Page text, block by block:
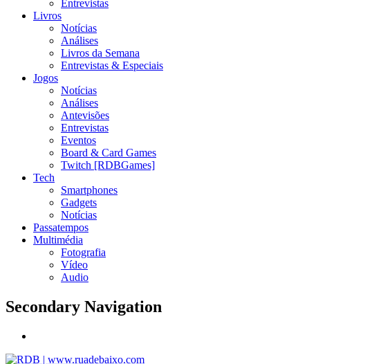
Entrevistas
Livros
Notícias
Análises
Livros da Semana
Entrevistas & Especiais
Jogos
Notícias
Análises
Antevisões
Entrevistas
Eventos
Board & Card Games
Twitch [RDBGames]
Tech
Smartphones
Gadgets
Notícias
Passatempos
Multimédia
Fotografia
Vídeo
Audio
Secondary Navigation